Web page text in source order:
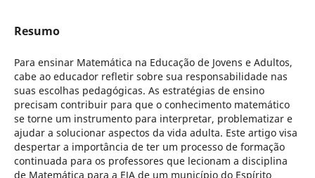
Resumo
Para ensinar Matemática na Educação de Jovens e Adultos,
cabe ao educador refletir sobre sua responsabilidade nas
suas escolhas pedagógicas. As estratégias de ensino
precisam contribuir para que o conhecimento matemático
se torne um instrumento para interpretar, problematizar e
ajudar a solucionar aspectos da vida adulta. Este artigo visa
despertar a importância de ter um processo de formação
continuada para os professores que lecionam a disciplina
de Matemática para a EJA de um município do Espírito